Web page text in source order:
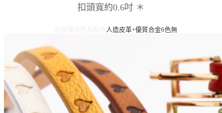
扣頭寬約0.6吋 ＊
人造皮革+優質合金6色無